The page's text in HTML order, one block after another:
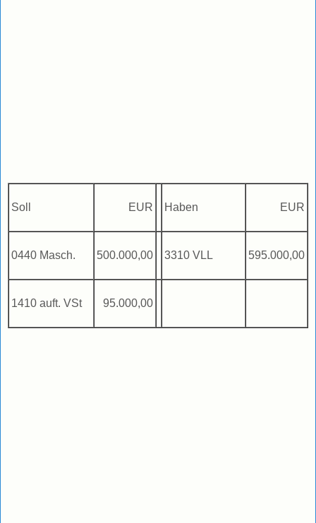
Soll EUR Haben EUR
0440 Masch. 500.000,00 3310 VLL 595.000,00
1410 auft. VSt 95.000,00